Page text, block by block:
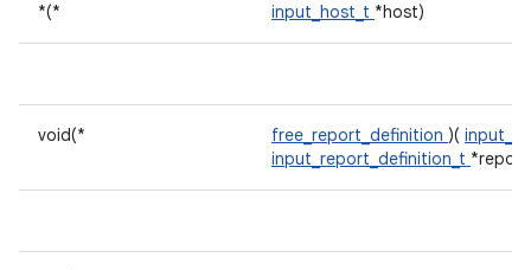
*(*
input_host_t *host)
void(* free_report_definition )(
input_report_definition_t